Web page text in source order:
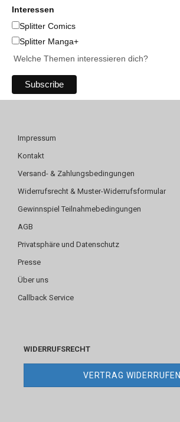
Interessen
Splitter Comics
Splitter Manga+
Welche Themen interessieren dich?
Impressum
Kontakt
Versand- & Zahlungsbedingungen
Widerrufsrecht & Muster-Widerrufsformular
Gewinnspiel Teilnahmebedingungen
AGB
Privatsphäre und Datenschutz
Presse
Über uns
Callback Service
WIDERRUFSRECHT
VERTRAG WIDERRUFEN